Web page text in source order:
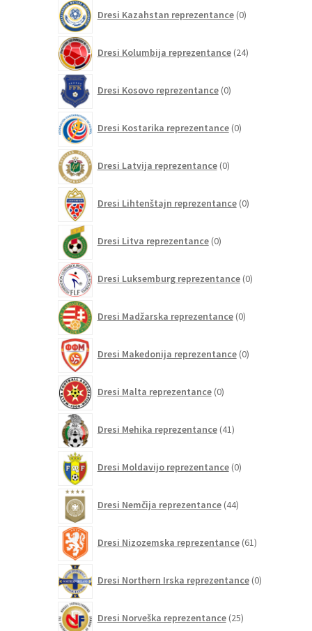
Dresi Kazahstan reprezentance 0izdelkov
Dresi Kolumbija reprezentance 24izdelkov
Dresi Kosovo reprezentance 0izdelkov
Dresi Kostarika reprezentance 0izdelkov
Dresi Latvija reprezentance 0izdelkov
Dresi Lihtenštajn reprezentance 0izdelkov
Dresi Litva reprezentance 0izdelkov
Dresi Luksemburg reprezentance 0izdelkov
Dresi Madžarska reprezentance 0izdelkov
Dresi Makedonija reprezentance 0izdelkov
Dresi Malta reprezentance 0izdelkov
Dresi Mehika reprezentance 41izdelkov
Dresi Moldavijo reprezentance 0izdelkov
Dresi Nemčija reprezentance 44izdelkov
Dresi Nizozemska reprezentance 61izdelkov
Dresi Northern Irska reprezentance 0izdelkov
Dresi Norveška reprezentance 25izdelkov